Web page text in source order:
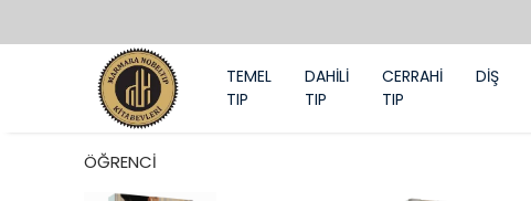
TEMEL
TIP
DAHİLİ
TIP
CERRAHİ
TIP
DİŞ
ÖĞRENCİ